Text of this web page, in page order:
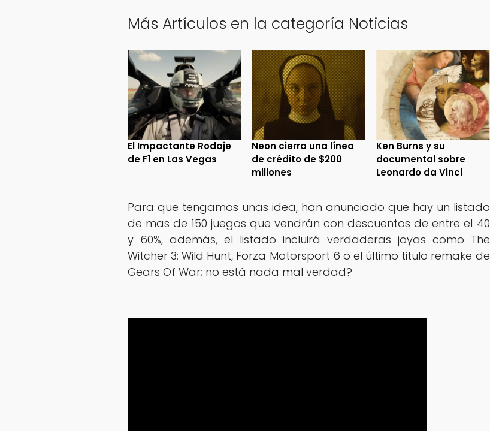
Más Artículos en la categoría Noticias
El Impactante Rodaje
de F1 en Las Vegas
Neon cierra una línea
de crédito de $200
millones
Ken Burns y su
documental sobre
Leonardo da Vinci
Para que tengamos unas idea, han anunciado que hay un listado
de mas de 150 juegos que vendrán con descuentos de entre el 40
y 60%, además, el listado incluirá verdaderas joyas como The
Witcher 3: Wild Hunt, Forza Motorsport 6 o el último titulo remake de
Gears Of War; no está nada mal verdad?